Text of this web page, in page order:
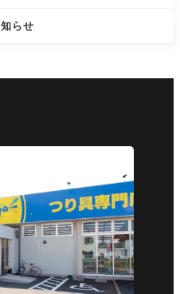
らせ